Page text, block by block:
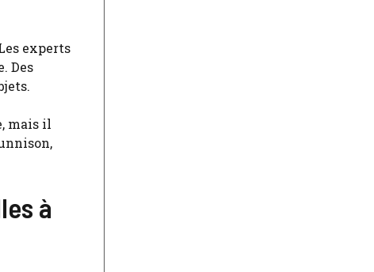
experts
Des
mais il
à